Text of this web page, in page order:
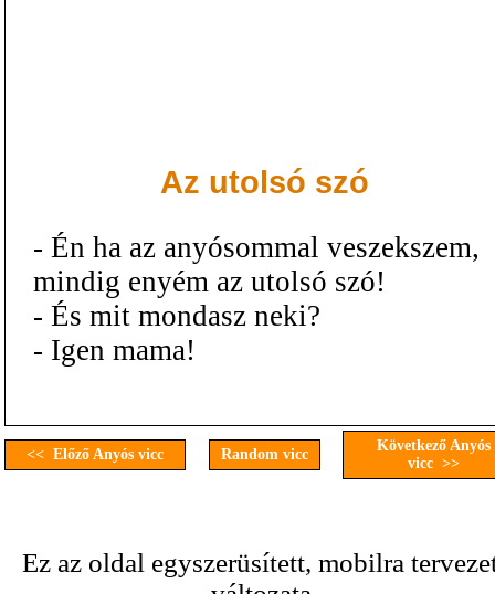
Az utolsó szó
- Én ha az anyósommal veszekszem,
mindig enyém az utolsó szó!
- És mit mondasz neki?
- Igen mama!
<< Előző Anyós vicc Random vicc
Következő Anyós
vicc >>
Ez az oldal egyszerüsített, mobilra